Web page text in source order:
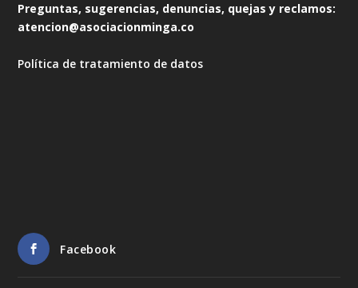
Preguntas, sugerencias, denuncias, quejas y reclamos:
atencion@asociacionminga.co
Política de tratamiento de datos
Facebook